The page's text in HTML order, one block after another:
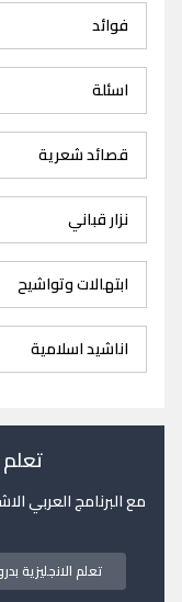
فوائد
اسئلة
قصائد شعرية
نزار قباني
ابتهالات وتواشيح
اناشيد اسلامية
تعلم
مع البرنامج العربي الاشهر
تعلم الانجليزية